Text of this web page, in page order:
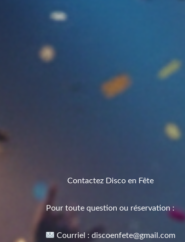
Contactez Disco en Fête
Pour toute question ou réservation :
Courriel : discoenfete@gmail.com